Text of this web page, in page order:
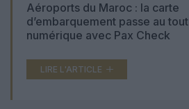
Aéroports du Maroc : la carte
d’embarquement passe au tout
numérique avec Pax Check
LIRE L'ARTICLE